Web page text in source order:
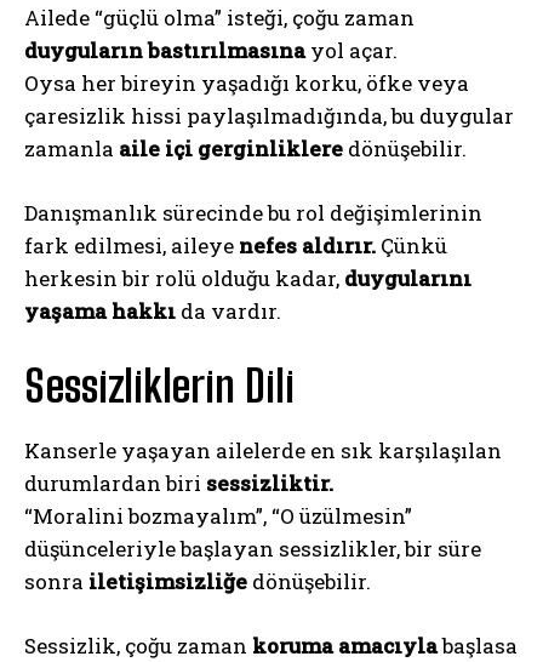
Ailede “güçlü olma” isteği, çoğu zaman
duyguların bastırılmasınayol açar.
Oysa her bireyin yaşadığı korku, öfke veya
çaresizlik hissi paylaşılmadığında, bu duygular
zamanla aile içi gerginliklere dönüşebilir.
Danışmanlık sürecinde bu rol değişimlerinin
fark edilmesi, aileye nefes aldırır. Çünkü
herkesin bir rolü olduğu kadar, duygularını
yaşama hakkı da vardır.
Sessizliklerin Dili
Kanserle yaşayan ailelerde en sık karşılaşılan
durumlardan biri sessizliktir.
“Moralini bozmayalım”, “O üzülmesin”
düşünceleriyle başlayan sessizlikler, bir süre
sonra iletişimsizliğe dönüşebilir.
Sessizlik, çoğu zaman koruma amacıylabaşlasa